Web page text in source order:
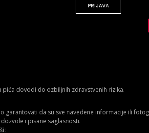
PRIJAVA
dovodi do ozbiljnih zdravstvenih rizika.
garantovati da su sve navedene informacije ili
i pisane saglasnosti.